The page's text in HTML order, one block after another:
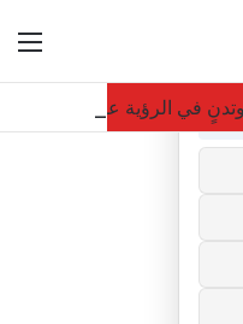
محافظات بمنطقة مكة المكرمة